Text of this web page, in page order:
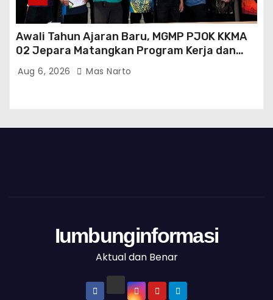
Awali Tahun Ajaran Baru, MGMP PJOK KKMA
02 Jepara Matangkan Program Kerja dan
Asesmen Gasal
Aug 6, 2026 Mas Narto
Iumbunginformasi
Aktual dan Benar